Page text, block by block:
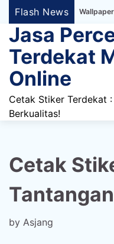
Skip
content
Flash News
Dinding Wallpaper
Jasa
Terdekat
Online
Cetak Stiker Terdekat
Berkualitas!
Cetak
by Asjang